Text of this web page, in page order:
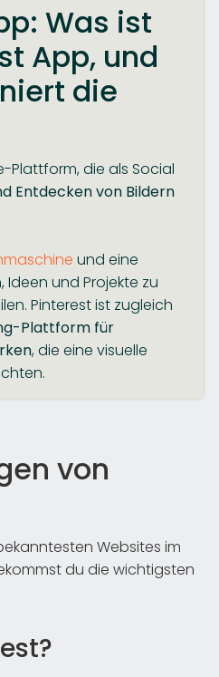
Was ist
App, und
die
Plattform, die als Social
Entdecken von Bildern
und eine
Ideen und Projekte zu
Pinterest ist zugleich
Plattform für
, die eine visuelle
von
Websites im
du die wichtigsten